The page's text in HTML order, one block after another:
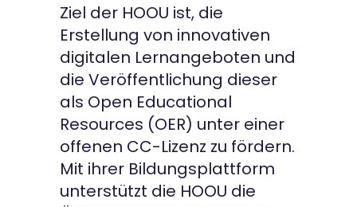
Über uns
Kontakt
Ziel der HOOU ist, die
Erstellung von innovativen
digitalen Lernangeboten und
die Veröffentlichung dieser
als Open Educational
Resources (OER) unter einer
offenen CC-Lizenz zu fördern.
Mit ihrer Bildungsplattform
unterstützt die HOOU die